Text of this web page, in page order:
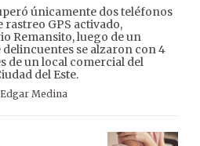
únicamente dos teléfonos
rastreo GPS activado,
Remansito, luego de un
se alzaron con 4
de un local comercial del
del Este.
Edgar Medina